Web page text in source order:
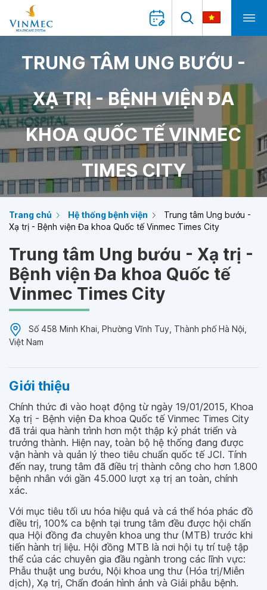
TRUNG TÂM UNG BƯỚU -
XẠ TRỊ - BỆNH VIỆN ĐA
KHOA QUỐC TẾ VINMEC
TIMES CITY
Trang chủ Hệ thống bệnh viện
Trung tâm Ung bướu -
Xạ trị - Bệnh viện Đa khoa Quốc tế Vinmec Times City
Trung tâm Ung bướu - Xạ trị -
Bệnh viện Đa khoa Quốc tế
Vinmec Times City
Số 458 Minh Khai, Phường Vĩnh Tuy, Thành phố Hà Nội,
Việt Nam
Giới thiệu
Chính thức đi vào hoạt động từ ngày 19/01/2015, Khoa
Xạ trị - Bệnh viện Đa khoa Quốc tế Vinmec Times City
đã trải qua hành trình hơn một thập kỷ phát triển và
trưởng thành. Hiện nay, toàn bộ hệ thống đang được
vận hành và quản lý theo tiêu chuẩn quốc tế JCI. Tính
đến nay, trung tâm đã điều trị thành công cho hơn 1.800
bệnh nhân với gần 45.000 lượt xạ trị an toàn, chính
xác.
Với mục tiêu tối ưu hóa hiệu quả và cá thể hóa phác đồ
điều trị, 100% ca bệnh tại trung tâm đều được hội chẩn
qua Hội đồng đa chuyên khoa ung thư (MTB) trước khi
tiến hành trị liệu. Hội đồng MTB là nơi hội tụ trí tuệ tập
thể của các chuyên gia đầu ngành trong các lĩnh vực:
Phẫu thuật ung bướu, Nội khoa ung thư (Hóa trị/Miễn
dịch), Xạ trị, Chẩn đoán hình ảnh và Giải phẫu bệnh.